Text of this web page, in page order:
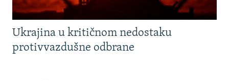
Ukrajina u kritičnom nedostaku
protivvazdušne odbrane